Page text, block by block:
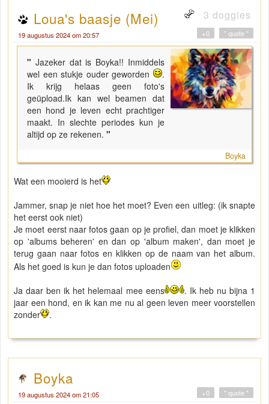
Loua's baasje (Mei) 3 doggies
19 augustus 2024 om 20:57 " quote "
+0
" Jazeker dat is Boyka!! Inmiddels
wel een stukje ouder geworden
.
Ik krijg helaas geen foto's
geüpload.Ik kan wel beamen dat
een hond je leven echt prachtiger
maakt. In slechte periodes kun je
altijd op ze rekenen. "
Boyka
Wat een mooierd is het
Jammer, snap je niet hoe het moet? Even een uitleg: (ik snapte
het eerst ook niet)
Je moet eerst naar fotos gaan op je profiel, dan moet je klikken
op 'albums beheren' en dan op 'album maken', dan moet je
terug gaan naar fotos en klikken op de naam van het album.
Als het goed is kun je dan fotos uploaden
Ja daar ben ik het helemaal mee eens
. Ik heb nu bijna 1
jaar een hond, en ik kan me nu al geen leven meer voorstellen
zonder
.
Boyka
19 augustus 2024 om 21:05 " quote "
+0